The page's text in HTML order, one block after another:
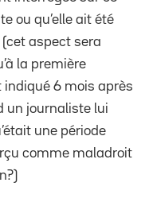
ou qu’elle ait été
aspect sera
la première
indiqué 6 mois après
un journaliste lui
une période
comme maladroit